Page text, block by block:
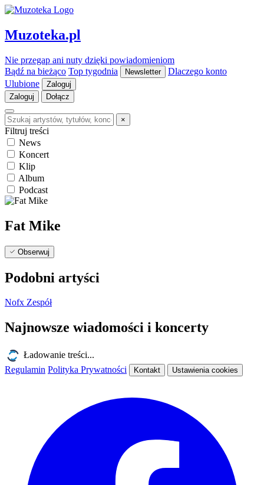
Muzoteka.pl
Nie przegap ani nuty dzięki powiadomieniom
Bądź na bieżąco Top tygodnia Newsletter
Dlaczego konto
Ulubione
Zaloguj
Zaloguj
Dołącz
×
Filtruj treści
News
Koncert
Klip
Album
Podcast
Fat Mike
Obserwuj
Podobni artyści
Nofx Zespół
Najnowsze wiadomości i koncerty
Ładowanie treści...
Regulamin Polityka Prywatności Kontakt Ustawienia cookies